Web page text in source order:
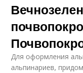
Для оформления
альпинариев,